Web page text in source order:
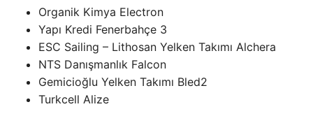
Organik Kimya Electron
Yapı Kredi Fenerbahçe 3
ESC Sailing – Lithosan Yelken Takımı Alchera
NTS Danışmanlık Falcon
Gemicioğlu Yelken Takımı Bled2
Turkcell Alize